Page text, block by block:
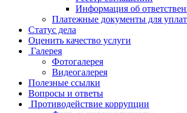
Информация об
Платежные документы для
Статус дела
Оценить качество услуги
Галерея
Фотогалерея
Видеогалерея
Полезные ссылки
Вопросы и ответы
Противодействие коррупции